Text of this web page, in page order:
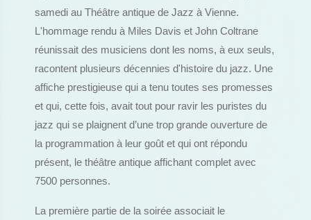
samedi au Théâtre antique de Jazz à Vienne.
L'hommage rendu à Miles Davis et John Coltrane
réunissait des musiciens dont les noms, à eux seuls,
racontent plusieurs décennies d'histoire du jazz. Une
affiche prestigieuse qui a tenu toutes ses promesses
et qui, cette fois, avait tout pour ravir les puristes du
jazz qui se plaignent d’une trop grande ouverture de
la programmation à leur goût et qui ont répondu
présent, le théâtre antique affichant complet avec
7500 personnes.
La première partie de la soirée associait le